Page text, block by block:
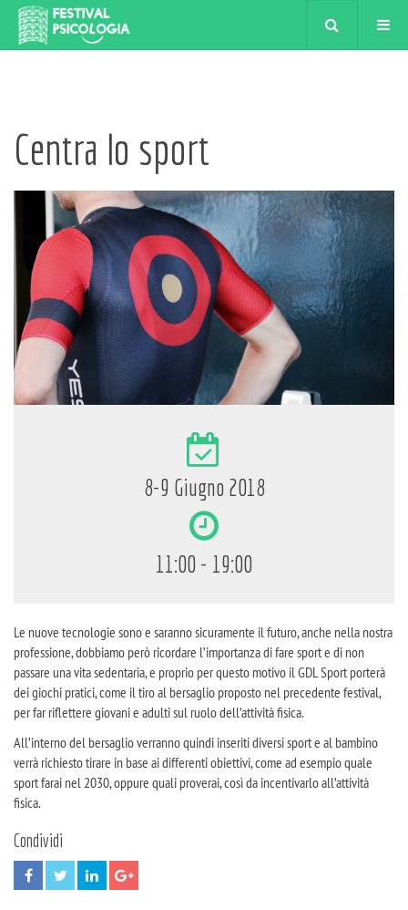
Centra lo sport
8-9 Giugno 2018
11:00 - 19:00
Le nuove tecnologie sono e saranno sicuramente il futuro, anche nella nostra
professione, dobbiamo però ricordare l’importanza di fare sport e di non
passare una vita sedentaria, e proprio per questo motivo il GDL Sport porterà
dei giochi pratici, come il tiro al bersaglio proposto nel precedente festival,
per far riflettere giovani e adulti sul ruolo dell’attività fisica.
All’interno del bersaglio verranno quindi inseriti diversi sport e al bambino
verrà richiesto tirare in base ai differenti obiettivi, come ad esempio quale
sport farai nel 2030, oppure quali proverai, così da incentivarlo all’attività
fisica.
Condividi